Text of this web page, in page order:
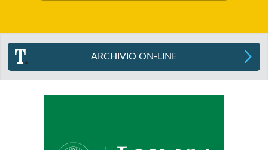
ARCHIVIO ON-LINE